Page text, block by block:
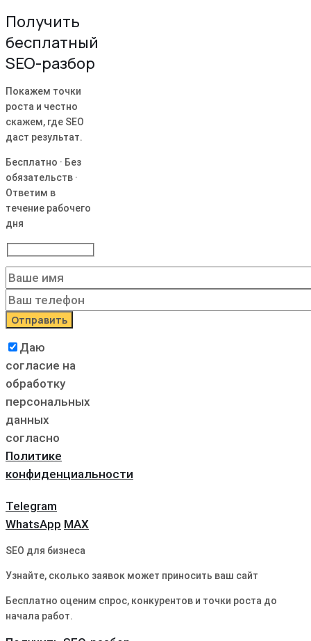
Получить
бесплатный
SEO-разбор
Покажем точки
роста и честно
скажем, где SEO
даст результат.
Бесплатно · Без
обязательств ·
Ответим в
течение рабочего
дня
Даю
согласие на
обработку
персональных
данных
согласно
Политике
конфиденциальности
Telegram
WhatsApp MAX
SEO для бизнеса
Узнайте, сколько заявок может приносить ваш сайт
Бесплатно оценим спрос, конкурентов и точки роста до
начала работ.